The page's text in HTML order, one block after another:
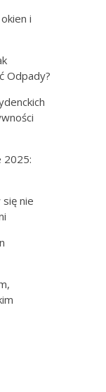
i
Odpady?
2025:
się nie